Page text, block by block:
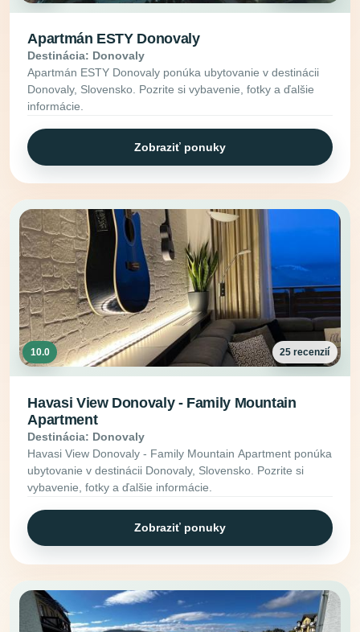
Apartmán ESTY Donovaly
Destinácia: Donovaly
Apartmán ESTY Donovaly ponúka ubytovanie v destinácii
Donovaly, Slovensko. Pozrite si vybavenie, fotky a ďalšie
informácie.
Zobraziť ponuky
10.0 25 recenzií
Havasi View Donovaly - Family Mountain
Apartment
Destinácia: Donovaly
Havasi View Donovaly - Family Mountain Apartment ponúka
ubytovanie v destinácii Donovaly, Slovensko. Pozrite si
vybavenie, fotky a ďalšie informácie.
Zobraziť ponuky